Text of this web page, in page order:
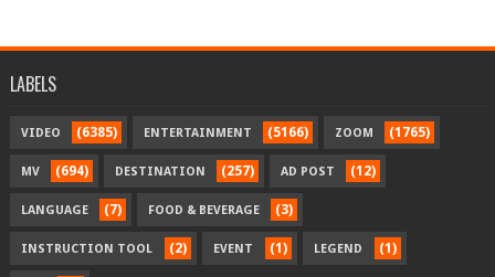
LABELS
VIDEO (6385) ENTERTAINMENT (5166) ZOOM (1765)
MV (694) DESTINATION (257) AD POST (12)
LANGUAGE (7) FOOD & BEVERAGE (3)
INSTRUCTION TOOL (2) EVENT (1) LEGEND (1)